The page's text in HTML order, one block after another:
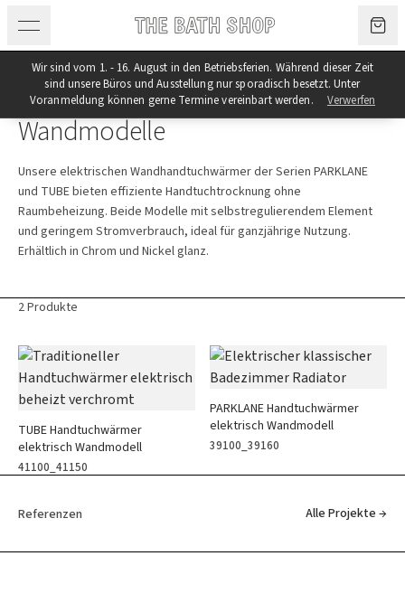
Wir sind vom 1. - 16. August in den Betriebsferien. Während dieser Zeit
sind unsere Büros und Ausstellung nur sporadisch besetzt. Unter
Voranmeldung können gerne Termine vereinbart werden.
Verwerfen
Kategorie
Wandmodelle
Unsere elektrischen Wandhandtuchwärmer der Serien PARKLANE
und TUBE bieten effiziente Handtuchtrocknung ohne
Raumbeheizung. Beide Modelle mit selbstregulierendem Element
und geringem Stromverbrauch, ideal für ganzjährige Nutzung.
Erhältlich in Chrom und Nickel glanz.
2 Produkte
TUBE Handtuchwärmer
elektrisch Wandmodell
41100_41150
PARKLANE Handtuchwärmer
elektrisch Wandmodell
39100_39160
Referenzen Alle Projekte →